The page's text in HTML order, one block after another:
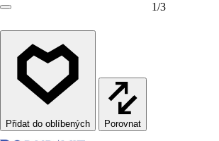
1/3
Porovnat